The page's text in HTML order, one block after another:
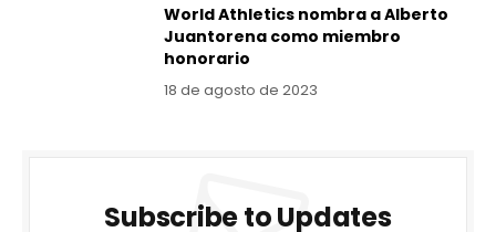
World Athletics nombra a Alberto
Juantorena como miembro
honorario
18 de agosto de 2023
Subscribe to Updates